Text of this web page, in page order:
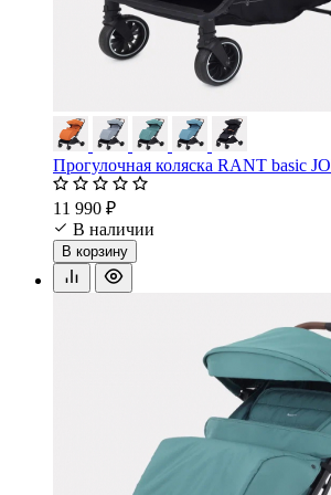
Прогулочная коляска RANT basic
11 990 ₽
В наличии
В корзину